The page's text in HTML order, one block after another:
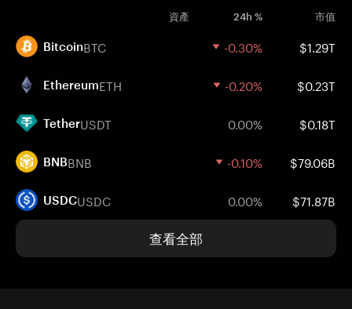
資產 24h % 市值
BitcoinBTC -0.30% $1.29T
EthereumETH -0.20% $0.23T
TetherUSDT 0.00% $0.18T
BNBBNB -0.10% $79.06B
USDCUSDC 0.00% $71.87B
查看全部